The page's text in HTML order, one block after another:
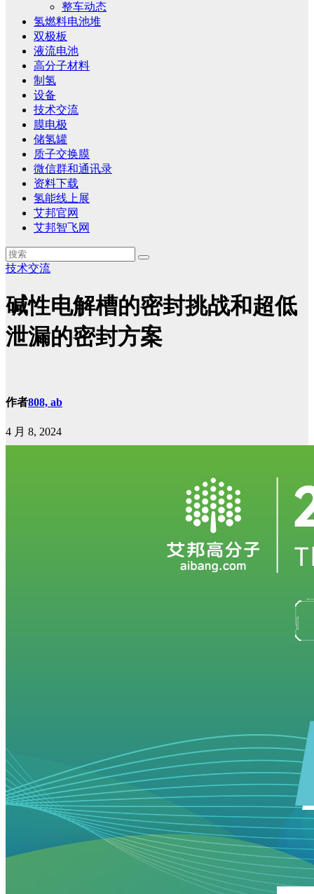
整车动态
氢燃料电池堆
双极板
液流电池
高分子材料
制氢
设备
技术交流
膜电极
储氢罐
质子交换膜
微信群和通讯录
资料下载
氢能线上展
艾邦官网
艾邦智飞网
技术交流
碱性电解槽的密封挑战和超低
泄漏的密封方案
作者808, ab
4 月 8, 2024